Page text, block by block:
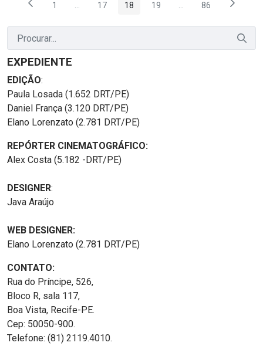
Página
1 ...Páginas intermediárias Usar ABA para navegar.
Página
17 Página
18 Página
19 ...PáginasPágina
86
EXPEDIENTE
EDIÇÃO:
Paula Losada (1.652 DRT/PE)
Daniel França (3.120 DRT/PE)
Elano Lorenzato (2.781 DRT/PE)
REPÓRTER CINEMATOGRÁFICO:
Alex Costa (5.182 -DRT/PE)
DESIGNER:
Java Araújo
WEB DESIGNER:
Elano Lorenzato (2.781 DRT/PE)
CONTATO:
Rua do Príncipe, 526,
Bloco R, sala 117,
Boa Vista, Recife-PE.
Cep: 50050-900.
Telefone: (81) 2119.4010.